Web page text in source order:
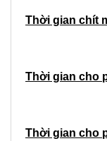
Thời gian chít
Thời gian cho
Thời gian cho